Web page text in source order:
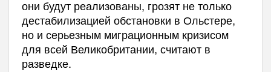
они будут реализованы, грозят не только
дестабилизацией обстановки в Ольстере,
но и серьезным миграционным кризисом
для всей Великобритании, считают в
разведке.